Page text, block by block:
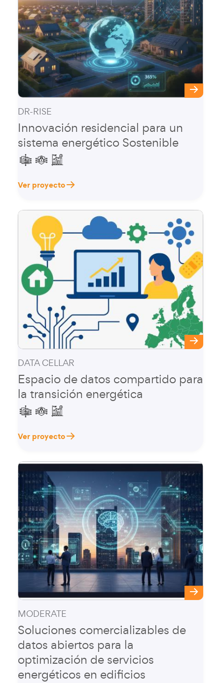
DR-RISE
Innovación residencial para un
sistema energético Sostenible
Ver proyecto
DATA CELLAR
Espacio de datos compartido para
la transición energética
Ver proyecto
MODERATE
Soluciones comercializables de
datos abiertos para la
optimización de servicios
energéticos en edificios